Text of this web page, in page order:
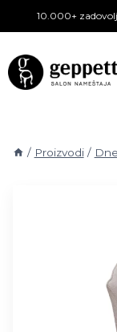
to
10.000+
/ Proizvodi /